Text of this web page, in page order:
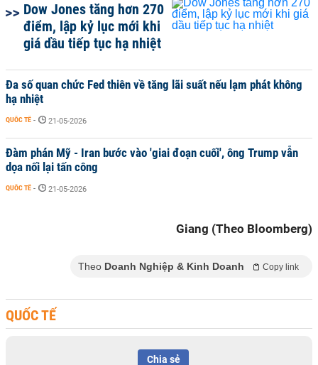
Dow Jones tăng hơn 270
điểm, lập kỷ lục mới khi
giá dầu tiếp tục hạ nhiệt
Đa số quan chức Fed thiên về tăng lãi suất nếu lạm phát không
hạ nhiệt
QUỐC TẾ - 21-05-2026
Đàm phán Mỹ - Iran bước vào 'giai đoạn cuối', ông Trump vẫn
dọa nối lại tấn công
QUỐC TẾ - 21-05-2026
Giang (Theo Bloomberg)
Theo Doanh Nghiệp & Kinh Doanh Copy link
QUỐC TẾ
Chia sẻ